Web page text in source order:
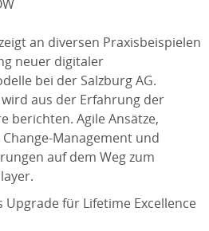
an diversen Praxisbeispielen
neuer digitaler
bei der Salzburg AG.
wird aus der Erfahrung der
berichten. Agile Ansätze,
Management und
auf dem Weg zum
Upgrade für Lifetime Excellence